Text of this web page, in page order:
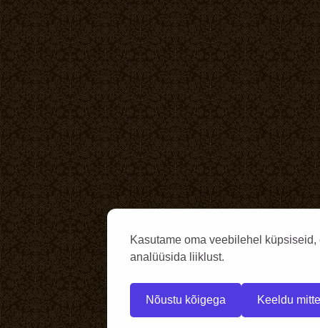
Kasutame oma veebilehel
analüüsida liiklust.
Nõustu kõigega Keeldu